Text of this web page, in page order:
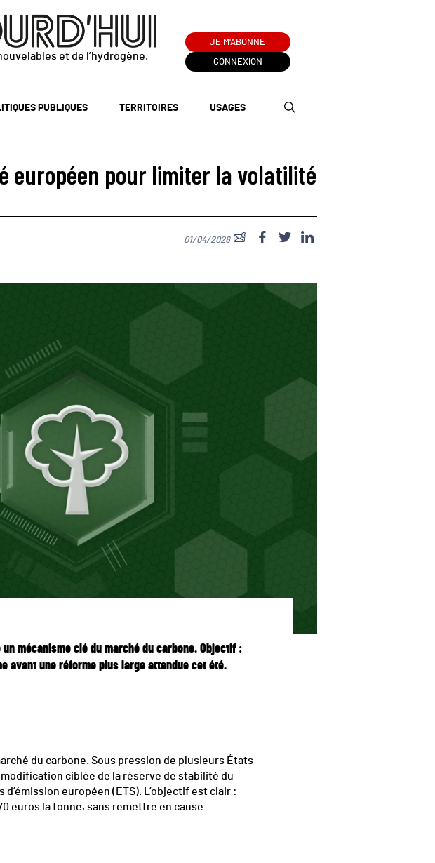
et de l’hydrogène.
JE M'ABONNE
CONNEXION
PUBLIQUES TERRITOIRES USAGES
européen pour limiter la volatilité
01/04/2026
mécanisme clé du marché du carbone. Objectif :
avant une réforme plus large attendue cet été.
du carbone. Sous pression de plusieurs États
ciblée de la réserve de stabilité du
européen (ETS). L’objectif est clair :
euros la tonne, sans remettre en cause